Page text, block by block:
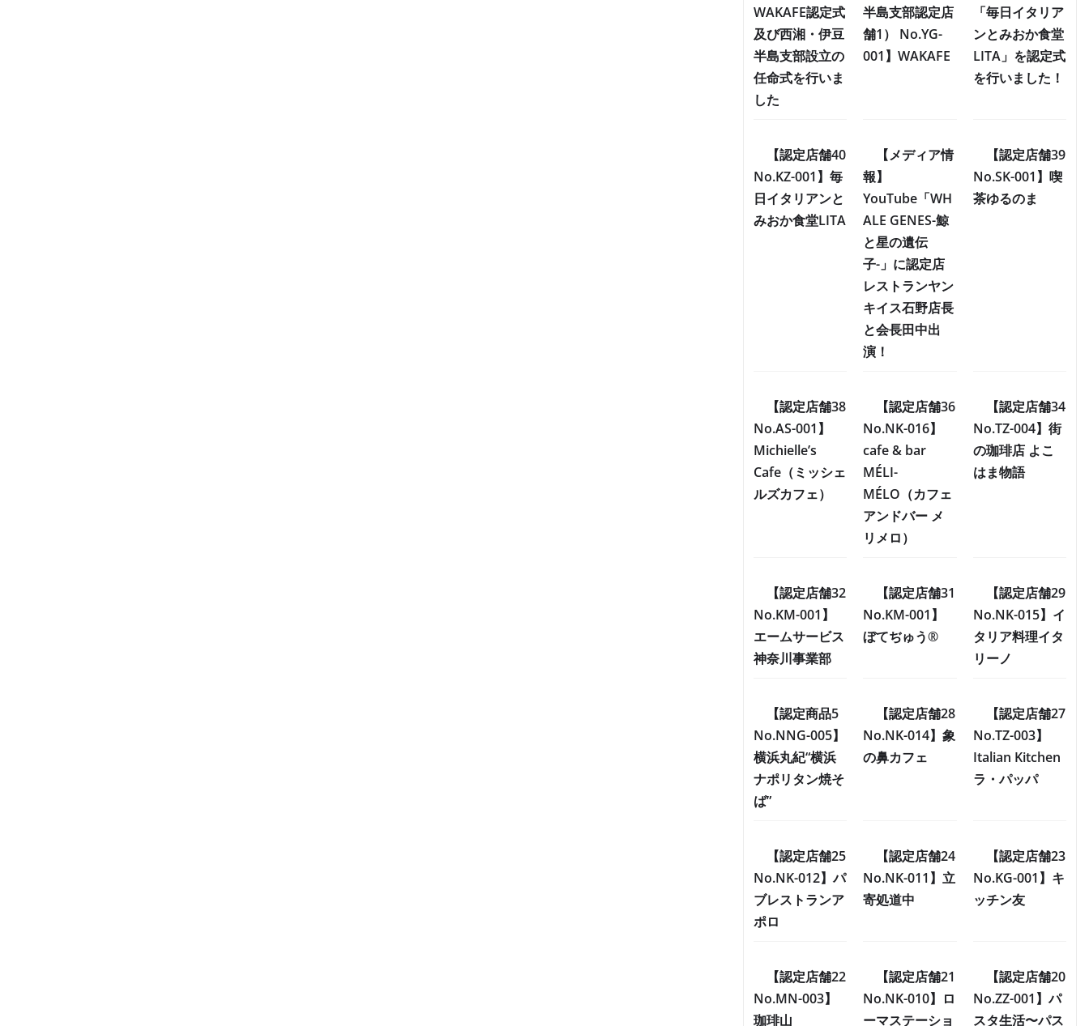
WAKAFE認定式
及び西湘・伊豆
半島支部設立の
任命式を行いま
した
半島支部認定店
舗1） No.YG-
001】WAKAFE
「毎日イタリア
ンとみおか食堂
LITA」を認定式
を行いました！
【認定店舗40
No.KZ-001】毎
日イタリアンと
みおか食堂LITA
【メディア情
報】
YouTube「WH
ALE GENES-鯨
と星の遺伝
子-」に認定店
レストランヤン
キイス石野店長
と会長田中出
演！
【認定店舗39
No.SK-001】喫
茶ゆるのま
【認定店舗38
No.AS-001】
Michielle’s
Cafe（ミッシェ
ルズカフェ）
【認定店舗36
No.NK-016】
cafe & bar
MÉLI-
MÉLO（カフェ
アンドバー メ
リメロ）
【認定店舗34
No.TZ-004】街
の珈琲店 よこ
はま物語
【認定店舗32
No.KM-001】
エームサービス
神奈川事業部
【認定店舗31
No.KM-001】
ぼてぢゅう®
【認定店舗29
No.NK-015】イ
タリア料理イタ
リーノ
【認定商品5
No.NNG-005】
横浜丸紀“横浜
ナポリタン焼そ
ば”
【認定店舗28
No.NK-014】象
の鼻カフェ
【認定店舗27
No.TZ-003】
Italian Kitchen
ラ・パッパ
【認定店舗25
No.NK-012】パ
ブレストランア
ポロ
【認定店舗24
No.NK-011】立
寄処道中
【認定店舗23
No.KG-001】キ
ッチン友
【認定店舗22
No.MN-003】
珈琲山
【認定店舗21
No.NK-010】ロ
ーマステーショ
【認定店舗20
No.ZZ-001】パ
スタ生活〜パス